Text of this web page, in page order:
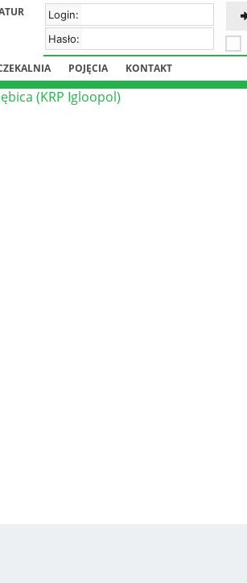
Login:
Hasło:
POJĘCIA KONTAKT
(KRP Igloopol)